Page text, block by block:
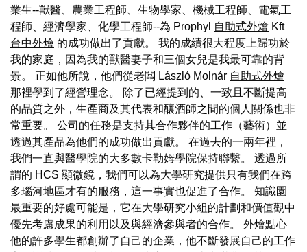
業生--獸醫、農業工程師、生物學家、機械工程師、電氣工
程師、經濟學家、化學工程師--為 Prophyl 自助式外燴 Kft
台中外燴 的成功做出了貢獻。 我的成績很大程度上歸功於
我的家庭，因為我的獸醫妻子和三個女兒是我最可靠的背
景。 正如他所說，他們從老闆 László Molnár 自助式外燴
那裡學到了經營理念。 除了已經提到的、一致且不斷提高
的品質之外，生產商及其代表和釀酒師之間的個人關係也非
常重要。 公司的任務是支持其合作夥伴的工作（藝術）並
透過其產品為他們的成功做出貢獻。 在過去的一兩年裡，
我們一直與醫學院的大多數卡勒姆學院保持聯繫。 透過所
謂的 HCS 顯微鏡，我們可以為大學研究提供只有我們在跨
多瑙河地區才有的服務，這一事實也促進了合作。 知識園
最重要的好處可能是，它在大學研究小組的計劃和價值觀中
優先考慮成果的利用以及與經濟參與者的合作。 外燴點心
他的許多學生都創辦了自己的企業，他不斷發展自己的工作